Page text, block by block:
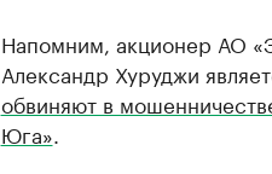
Напомним, акционер АО
Александр Хуруджи
обвиняют в
Юга»